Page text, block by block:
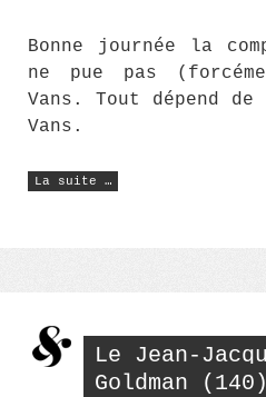
Bonne journée la
ne pue pas
Vans. Tout dépend
Vans.
La suite …
« Black
(and
Le Jean-
Goldman (140)